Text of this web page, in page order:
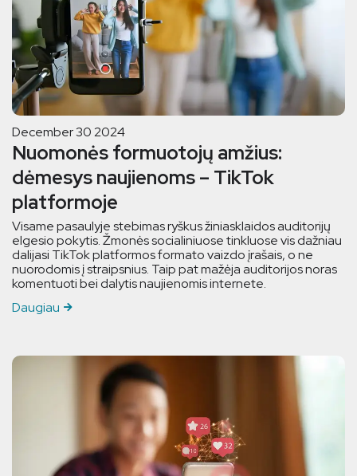
December 30 2024
Nuomonės formuotojų amžius:
dėmesys naujienoms – TikTok
platformoje
Visame pasaulyje stebimas ryškus žiniasklaidos auditorijų
elgesio pokytis. Žmonės socialiniuose tinkluose vis dažniau
dalijasi TikTok platformos formato vaizdo įrašais, o ne
nuorodomis į straipsnius. Taip pat mažėja auditorijos noras
komentuoti bei dalytis naujienomis internete.
Daugiau